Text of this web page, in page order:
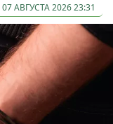
07 АВГУСТА 2026 23:31